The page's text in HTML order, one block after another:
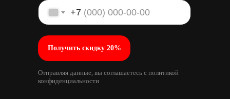
+7
Получить скидку 20%
Отправляя данные, вы соглашаетесь с политикой
конфиденциальности